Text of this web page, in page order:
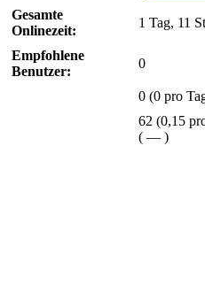
Gesamte
Onlinezeit:
1 Tag, 11
Empfohlene
Benutzer:
0
0 (0 pro
62 (0,15
( — )